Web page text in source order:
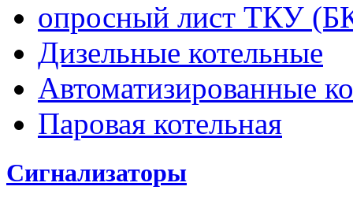
опросный лист ТКУ
Дизельные котельные
Автоматизированные
Паровая котельная
Сигнализаторы